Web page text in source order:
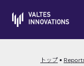
トップ